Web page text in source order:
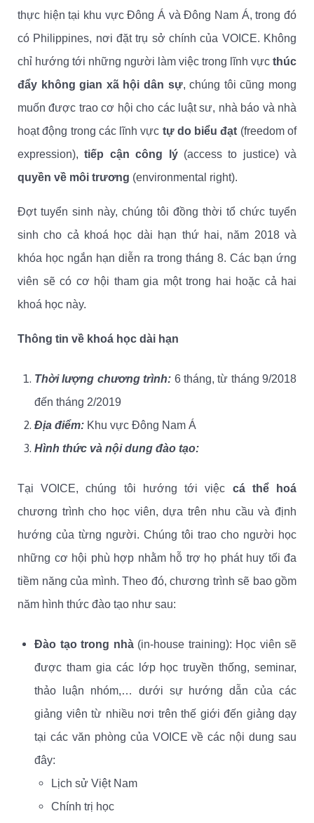
thực hiện tại khu vực Đông Á và Đông Nam Á, trong đó
có Philippines, nơi đặt trụ sở chính của VOICE. Không
chỉ hướng tới những người làm việc trong lĩnh vực thúc
đẩy không gian xã hội dân sự, chúng tôi cũng mong
muốn được trao cơ hội cho các luật sư, nhà báo và nhà
hoạt động trong các lĩnh vực tự do biểu đạt (freedom of
expression),tiếp cận công lý(access to justice) và
quyền về môi trương (environmental right).
Đợt tuyển sinh này, chúng tôi đồng thời tổ chức tuyển
sinh cho cả khoá học dài hạn thứ hai, năm 2018 và
khóa học ngắn hạn diễn ra trong tháng 8. Các bạn ứng
viên sẽ có cơ hội tham gia một trong hai hoặc cả hai
khoá học này.
Thông tin về khoá học dài hạn
Thời lượng chương trình: 6 tháng, từ tháng 9/2018
đến tháng 2/2019
Địa điểm: Khu vực Đông Nam Á
Hình thức và nội dung đào tạo:
Tại VOICE, chúng tôi hướng tới việc cá thể hoá
chương trình cho học viên, dựa trên nhu cầu và định
hướng của từng người. Chúng tôi trao cho người học
những cơ hội phù hợp nhằm hỗ trợ họ phát huy tối đa
tiềm năng của mình. Theo đó, chương trình sẽ bao gồm
năm hình thức đào tạo như sau:
Đào tạo trong nhà(in-house training): Học viên sẽ
được tham gia các lớp học truyền thống, seminar,
thảo luận nhóm,… dưới sự hướng dẫn của các
giảng viên từ nhiều nơi trên thế giới đến giảng dạy
tại các văn phòng của VOICE về các nội dung sau
đây:
Lịch sử Việt Nam
Chính trị học